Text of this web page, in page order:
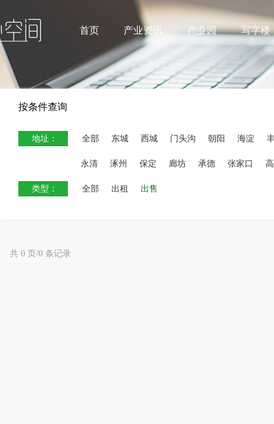
首页 产业资讯 产业园 写字楼
按条件查询
地址： 全部 东城 西城 门头沟 朝阳 海淀
永清 涿州 保定 廊坊 承德 张家口
类型： 全部 出租 出售
共 0 页/0 条记录